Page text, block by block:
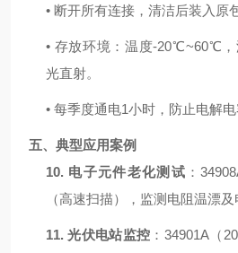
• 断开所有连接，清洁后装入原
• 存放环境：温度-20℃~60℃
光直射。
• 每季度通电1小时，防止电解电
五、典型应用案例
10. 电子元件老化测试 ：
（高速扫描），监测电阻温漂及
11.光伏电站监控 ： 34901A（ 20